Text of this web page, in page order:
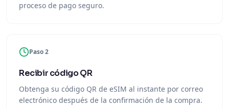
proceso de pago seguro.
Paso 2
Recibir código QR
Obtenga su código QR de eSIM al instante por correo
electrónico después de la confirmación de la compra.